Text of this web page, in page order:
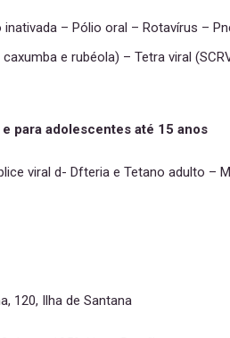
inativada – Pólio oral – Rotavírus –
e rubéola) – Tetra viral
para adolescentes até 15 anos
viral d- Dfteria e Tetano adulto –
120, Ilha de Santana